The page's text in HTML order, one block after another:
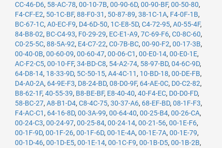
CC-46-D6, 58-AC-78, 00-10-7B, 00-90-6D, 00-90-BF, 00-50-80,
F4-CF-E2, 50-1C-BF, 88-F0-31 , 50-87-89, 38-1C-1A, F4-0F-1B,
BC-67-1C, A0-EC-F9, D4-6D-50, 1C-E8-5D, C4-72-95, A0-55-4F,
84-B8-02, BC-C4-93, F0-29-29, EC-E1-A9, 7C-69-F6, C0-8C-60,
C0-25-5C, 88-5A-92, E4-C7-22, C0-7B-BC, 00-90-F2, 00-17-3B,
00-40-0B, 00-60-09, 00-60-47, 00-06-C1 , 00-E0-14, 00-E0-1E,
AC-F2-C5, 00-10-FF, 34-BD-C8, 54-A2-74, 58-97-BD, 04-6C-9D,
64-D8-14, 18-33-9D, 5C-50-15, A4-4C-11 , 10-BD-18, 00-DE-FB,
D4-A0-2A, 64-9E-F3, D8-24-BD, 08-D0-9F, 64-AE-0C, D0-C2-82,
B8-62-1F, 40-55-39, B8-BE-BF, E8-40-40, 40-F4-EC, D0-D0-FD,
58-BC-27, A8-B1-D4, C8-4C-75, 30-37-A6, 68-EF-BD, 08-1F-F3,
F4-AC-C1 , 64-16-8D, 00-3A-99, 00-64-40, 00-25-B4, 00-26-CA,
00-24-C3, 00-24-97, 00-25-84, 00-24-14, 00-21-56, 00-1E-F6,
00-1F-9D, 00-1F-26, 00-1F-6D, 00-1E-4A, 00-1E-7A, 00-1E-79,
00-1D-46, 00-1D-E5, 00-1E-14, 00-1C-F9, 00-1B-D5, 00-1B-2B,